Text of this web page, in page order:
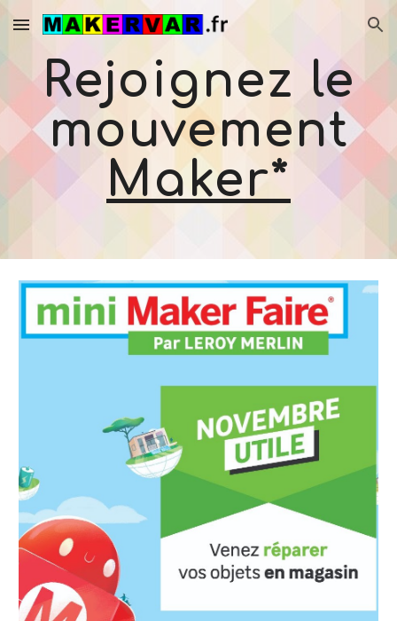
Skip to main content Skip to navigation
Rejoignez le
mouvement
Maker*